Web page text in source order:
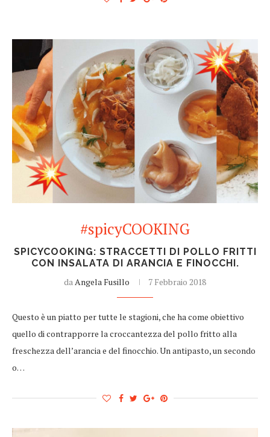
#spicyCOOKING
SPICYCOOKING: STRACCETTI DI POLLO FRITTI
CON INSALATA DI ARANCIA E FINOCCHI.
daAngela Fusillo 7 Febbraio 2018
Questo è un piatto per tutte le stagioni, che ha come obiettivo
quello di contrapporre la croccantezza del pollo fritto alla
freschezza dell’arancia e del finocchio. Un antipasto, un secondo
o…